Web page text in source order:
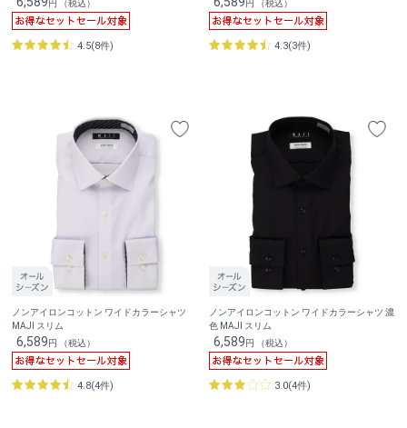
円 （税込）
4.5(8件)
円 （税込）
4.3(3件)
ノンアイロンコットン ワイドカラーシャツ
MAJI スリム
6,589円 （税込）
4.8(4件)
ノンアイロンコットン ワイドカラーシャツ 濃
色 MAJI スリム
6,589円 （税込）
3.0(4件)